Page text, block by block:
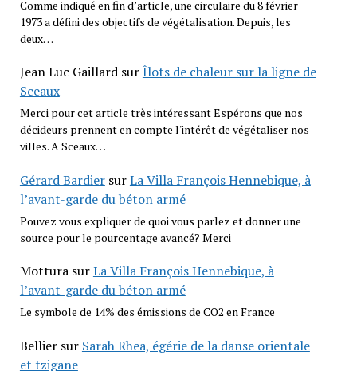
Comme indiqué en fin d’article, une circulaire du 8 février
1973 a défini des objectifs de végétalisation. Depuis, les
deux…
Jean Luc GaillardsurÎlots de chaleur sur la ligne de
Sceaux
Merci pour cet article très intéressant Espérons que nos
décideurs prennent en compte l'intérêt de végétaliser nos
villes. A Sceaux…
Gérard BardiersurLa Villa François Hennebique, à
l’avant-garde du béton armé
Pouvez vous expliquer de quoi vous parlez et donner une
source pour le pourcentage avancé? Merci
MotturasurLa Villa François Hennebique, à
l’avant-garde du béton armé
Le symbole de 14% des émissions de CO2 en France
Belliersur Sarah Rhea, égérie de la danse orientale
et tzigane